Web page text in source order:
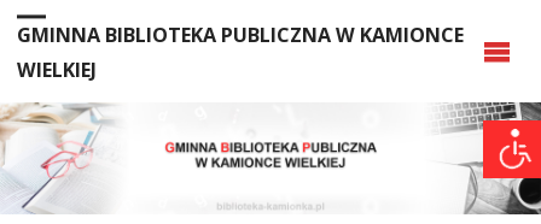
GMINNA BIBLIOTEKA PUBLICZNA W KAMIONCE
WIELKIEJ